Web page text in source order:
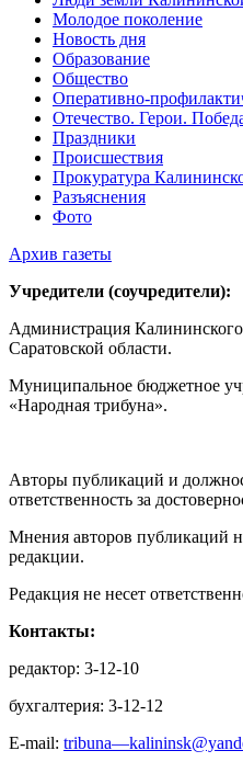
Молодое поколение
Новость дня
Образование
Общество
Оперативно-
Отечество. Герои.
Праздники
Происшествия
Прокуратура
Разъяснения
Фото
Архив газеты
Учредители (соучредители):
Администрация
Саратовской области.
Муниципальное бюджетное
«Народная трибуна».
Авторы публикаций и
ответственность за
Мнения авторов публикаций
редакции.
Редакция не несет
Контакты:
редактор: 3-12-10
бухгалтерия: 3-12-12
E-mail: